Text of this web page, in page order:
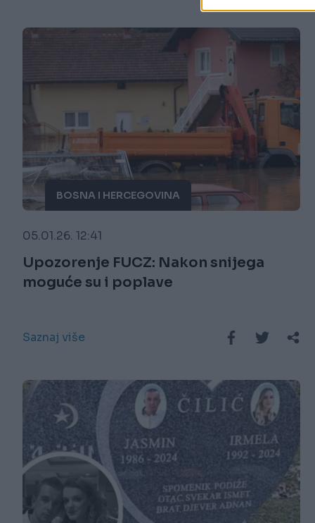
BOSNA I HERCEGOVINA
05.01.26. 12:41
Upozorenje FUCZ: Nakon snijega
moguće su i poplave
Saznaj više